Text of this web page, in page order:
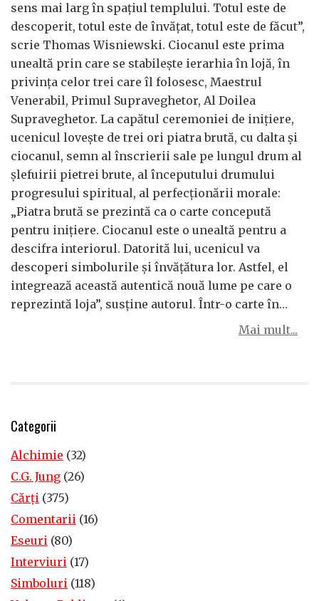
sens mai larg în spațiul templului. Totul este de
descoperit, totul este de învățat, totul este de făcut”,
scrie Thomas Wisniewski. Ciocanul este prima
unealtă prin care se stabilește ierarhia în lojă, în
privința celor trei care îl folosesc, Maestrul
Venerabil, Primul Supraveghetor, Al Doilea
Supraveghetor. La capătul ceremoniei de inițiere,
ucenicul lovește de trei ori piatra brută, cu dalta și
ciocanul, semn al înscrierii sale pe lungul drum al
șlefuirii pietrei brute, al începutului drumului
progresului spiritual, al perfecționării morale:
„Piatra brută se prezintă ca o carte concepută
pentru inițiere. Ciocanul este o unealtă pentru a
descifra interiorul. Datorită lui, ucenicul va
descoperi simbolurile și învățătura lor. Astfel, el
integrează această autentică nouă lume pe care o
reprezintă loja”, susține autorul. Într-o carte în…
Mai mult...
Categorii
Alchimie (32)
C.G. Jung (26)
Cărţi (375)
Comentarii (16)
Eseuri (80)
Interviuri (17)
Simboluri (118)